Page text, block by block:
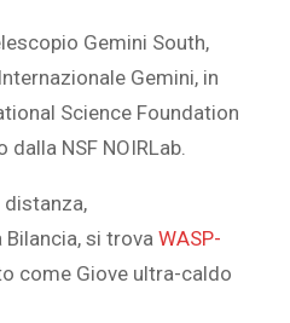
Gemini South,
Gemini, in
Science Foundation
NSF NOIRLab.
distanza,
si trova WASP-
come Giove ultra-caldo